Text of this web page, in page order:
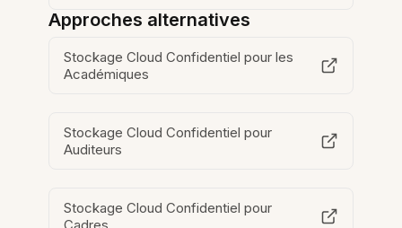
Approches alternatives
Stockage Cloud Confidentiel pour les
Académiques
Stockage Cloud Confidentiel pour
Auditeurs
Stockage Cloud Confidentiel pour